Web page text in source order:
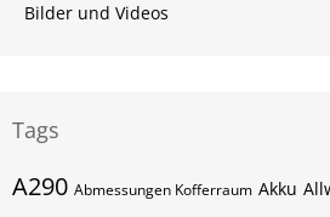
Bilder und Videos
Tags
A290 Abmessungen Kofferraum Akku